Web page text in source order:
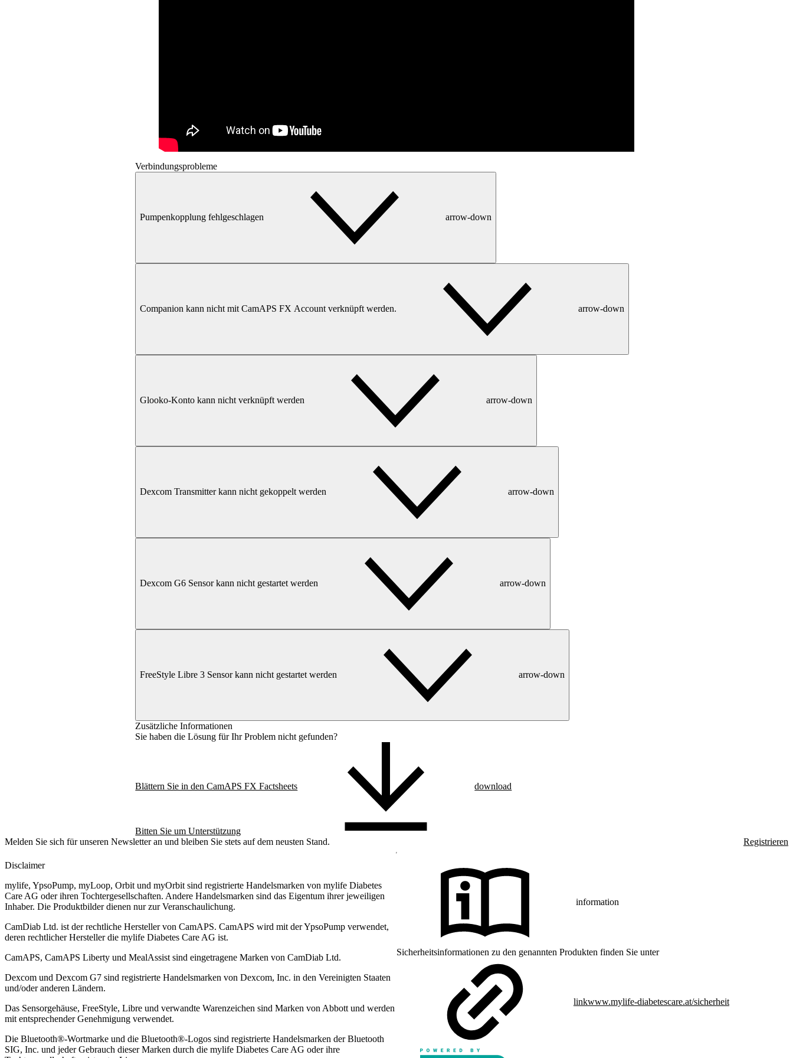
Verbindungsprobleme
Pumpenkopplung fehlgeschlagen arrow-down
Companion kann nicht mit CamAPS FX Account verknüpft werden. arrow-down
Glooko-Konto kann nicht verknüpft werden arrow-down
Dexcom Transmitter kann nicht gekoppelt werden arrow-down
Dexcom G6 Sensor kann nicht gestartet werden arrow-down
FreeStyle Libre 3 Sensor kann nicht gestartet werden arrow-down
Zusätzliche Informationen
Sie haben die Lösung für Ihr Problem nicht gefunden?
Blättern Sie in den CamAPS FX Factsheets download
Bitten Sie um Unterstützung
Melden Sie sich für unseren Newsletter an und bleiben Sie stets auf dem neusten Stand.
Registrieren
Disclaimer
mylife, YpsoPump, myLoop, Orbit und myOrbit sind registrierte Handelsmarken von mylife Diabetes
Care AG oder ihren Tochtergesellschaften. Andere Handelsmarken sind das Eigentum ihrer jeweiligen
Inhaber. Die Produktbilder dienen nur zur Veranschaulichung.
CamDiab Ltd. ist der rechtliche Hersteller von CamAPS. CamAPS wird mit der YpsoPump verwendet,
deren rechtlicher Hersteller die mylife Diabetes Care AG ist.
CamAPS, CamAPS Liberty und MealAssist sind eingetragene Marken von CamDiab Ltd.
Dexcom und Dexcom G7 sind registrierte Handelsmarken von Dexcom, Inc. in den Vereinigten Staaten
und/oder anderen Ländern.
Das Sensorgehäuse, FreeStyle, Libre und verwandte Warenzeichen sind Marken von Abbott und werden
mit entsprechender Genehmigung verwendet.
Die Bluetooth®-Wortmarke und die Bluetooth®-Logos sind registrierte Handelsmarken der Bluetooth
SIG, Inc. und jeder Gebrauch dieser Marken durch die mylife Diabetes Care AG oder ihre
information
Sicherheitsinformationen zu den genannten Produkten finden Sie unter
linkwww.mylife-diabetescare.at/sicherheit